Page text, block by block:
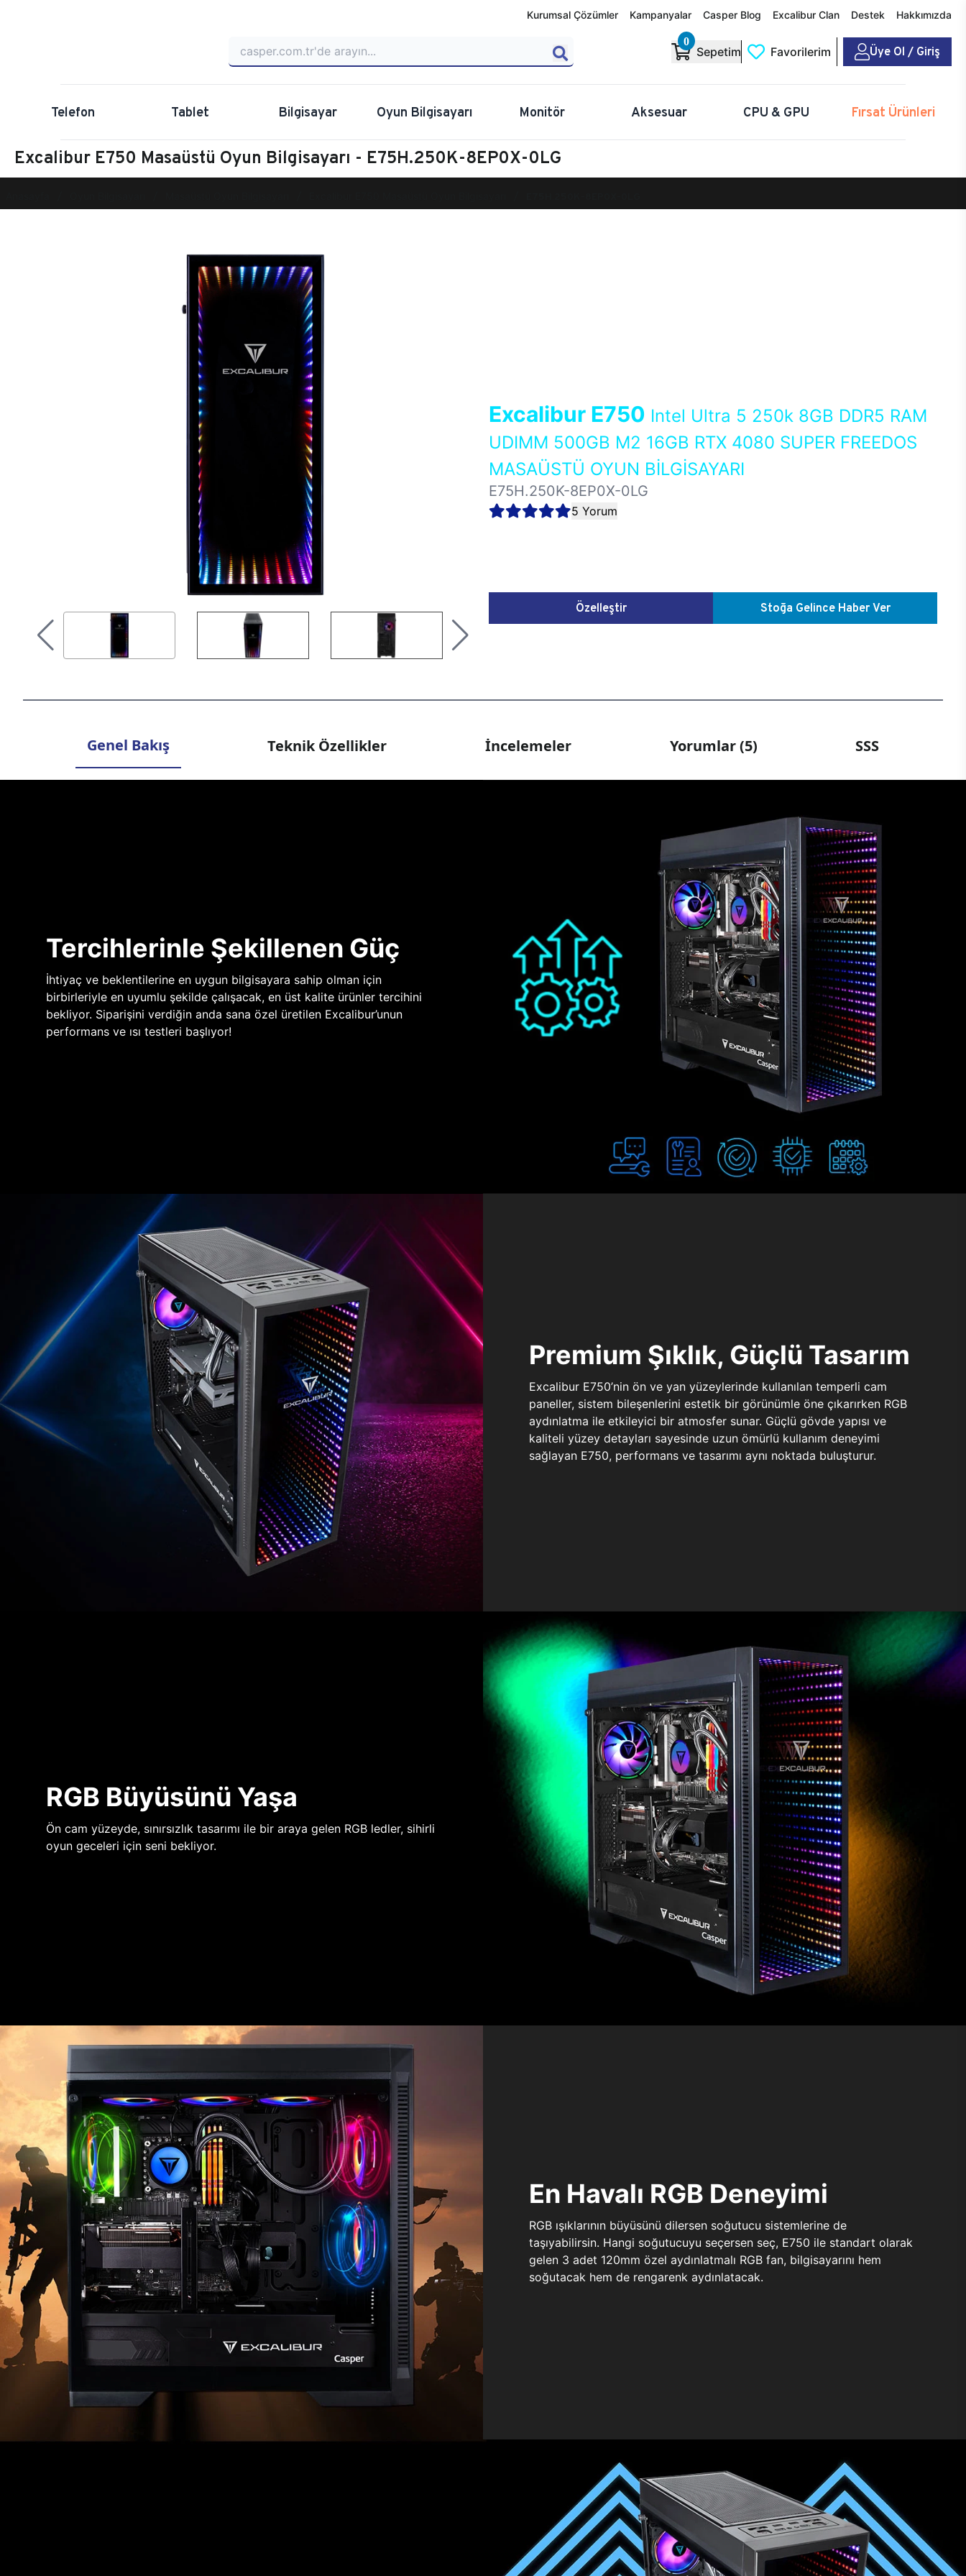
Kurumsal Çözümler Kampanyalar Casper Blog Excalibur Clan Destek Hakkımızda
0
Sepetim Favorilerim Üye Ol / Giriş
Telefon Tablet Bilgisayar Oyun Bilgisayarı Monitör Aksesuar CPU & GPU Fırsat Ürünleri
Excalibur E750 Masaüstü Oyun Bilgisayarı - E75H.250K-8EP0X-0LG
Excalibur E750 Intel Ultra 5 250k 8GB DDR5 RAM
UDIMM 500GB M2 16GB RTX 4080 SUPER FREEDOS
MASAÜSTÜ OYUN BİLGİSAYARI
E75H.250K-8EP0X-0LG
5 Yorum
Özelleştir Stoğa Gelince Haber Ver
Genel Bakış Teknik Özellikler İncelemeler Yorumlar (5) SSS
Tercihlerinle Şekillenen Güç
İhtiyaç ve beklentilerine en uygun bilgisayara sahip olman için
birbirleriyle en uyumlu şekilde çalışacak, en üst kalite ürünler tercihini
bekliyor. Siparişini verdiğin anda sana özel üretilen Excalibur’unun
performans ve ısı testleri başlıyor!
Premium Şıklık, Güçlü Tasarım
Excalibur E750’nin ön ve yan yüzeylerinde kullanılan temperli cam
paneller, sistem bileşenlerini estetik bir görünümle öne çıkarırken RGB
aydınlatma ile etkileyici bir atmosfer sunar. Güçlü gövde yapısı ve
kaliteli yüzey detayları sayesinde uzun ömürlü kullanım deneyimi
sağlayan E750, performans ve tasarımı aynı noktada buluşturur.
RGB Büyüsünü Yaşa
Ön cam yüzeyde, sınırsızlık tasarımı ile bir araya gelen RGB ledler, sihirli
oyun geceleri için seni bekliyor.
En Havalı RGB Deneyimi
RGB ışıklarının büyüsünü dilersen soğutucu sistemlerine de
taşıyabilirsin. Hangi soğutucuyu seçersen seç, E750 ile standart olarak
gelen 3 adet 120mm özel aydınlatmalı RGB fan, bilgisayarını hem
soğutacak hem de rengarenk aydınlatacak.